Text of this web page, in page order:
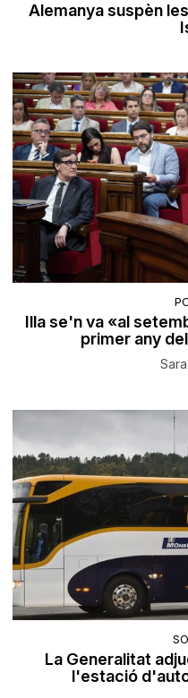
Alemanya suspèn
Illa se'n va «al
primer any
La Generalitat
l'estació